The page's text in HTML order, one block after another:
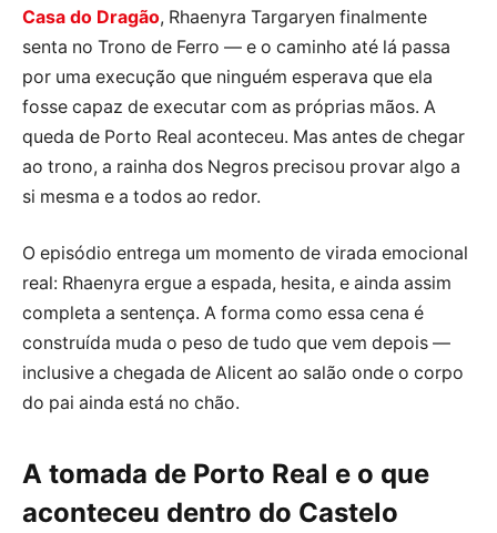
Casa do Dragão, Rhaenyra Targaryen finalmente
senta no Trono de Ferro — e o caminho até lá passa
por uma execução que ninguém esperava que ela
fosse capaz de executar com as próprias mãos. A
queda de Porto Real aconteceu. Mas antes de chegar
ao trono, a rainha dos Negros precisou provar algo a
si mesma e a todos ao redor.
O episódio entrega um momento de virada emocional
real: Rhaenyra ergue a espada, hesita, e ainda assim
completa a sentença. A forma como essa cena é
construída muda o peso de tudo que vem depois —
inclusive a chegada de Alicent ao salão onde o corpo
do pai ainda está no chão.
A tomada de Porto Real e o que
aconteceu dentro do Castelo